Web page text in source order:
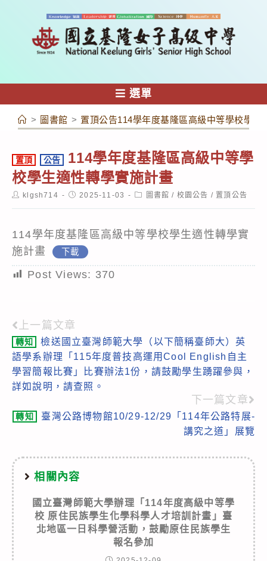
容
選單
> 圖書館 > 置頂公告114學年度基隆區高級中等學校學生
置頂 公告
114學年度基隆區高級中等學
校學生適性轉學實施計畫
Postklgsh714
Post2025-11-03
Post圖書館 / 校園公告 / 置頂公告
114學年度基隆區高級中等學校學生適性轉學實
施計畫
下載
Post Views: 370
Read
more
articles
上一篇文章
轉知
檢送國立臺灣師範大學（以下簡稱臺師大）英
語學系辦理「115年度普技高運用Cool English自主
學習簡報比賽」比賽辦法1份，請鼓勵學生踴躍參與，
詳如說明，請查照。
下一篇文章
轉知
臺灣公路博物館10/29-12/29「114年公路特展-
講究之道」展覽
相關內容
國立臺灣師範大學辦理「114年度高級中等學
校 原住民族學生化學科學人才培訓計畫」臺
北地區一日科學營活動，鼓勵原住民族學生
報名參加